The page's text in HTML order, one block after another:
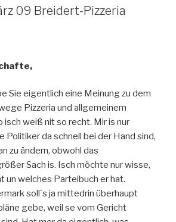
09 Breidert-Pizzeria
Sie eigentlich eine Meinung zu dem
Pizzeria und allgemeinem
weiß nit so recht. Mir is nur
Politiker da schnell bei der Hand sind,
zu ändern, obwohl das
Sach is. Isch möchte nur wisse,
un welches Parteibuch er hat.
soll´s ja mittedrin überhaupt
gebe, weil se vom Gericht